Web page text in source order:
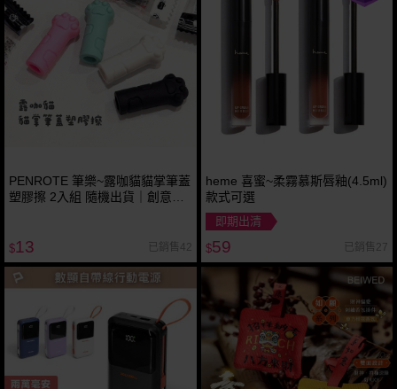
PENROTE 筆樂~露咖貓貓掌筆蓋
塑膠擦 2入組 隨機出貨｜創意雙
$13 已銷售42
heme 喜蜜~柔霧慕斯唇釉(4.5ml)
款式可選
即期出清
$59 已銷售27